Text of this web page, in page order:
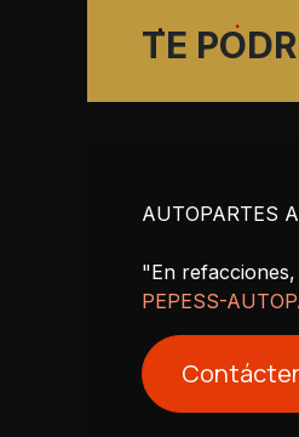
TE
AUTOPARTES
"En
PEPESS-